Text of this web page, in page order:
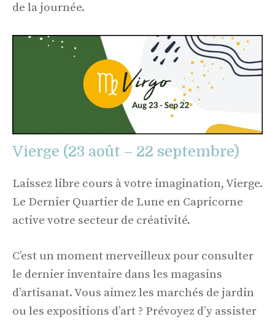
de la journée.
Vierge (23 août – 22 septembre)
Laissez libre cours à votre imagination, Vierge.
Le Dernier Quartier de Lune en Capricorne
active votre secteur de créativité.
C’est un moment merveilleux pour consulter
le dernier inventaire dans les magasins
d’artisanat. Vous aimez les marchés de jardin
ou les expositions d’art ? Prévoyez d’y assister